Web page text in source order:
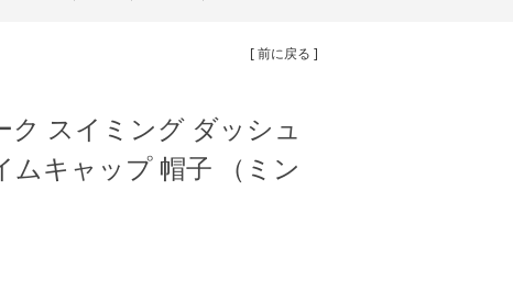
[ 前に戻る ]
ク スイミング ダッシュ
ムキャップ 帽子 （ミン